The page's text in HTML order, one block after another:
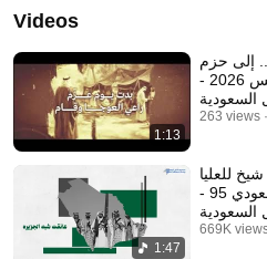
Videos
1:13
إلى حزم
سلمان | يوم التأسيس 2026 -
السعودية
263 views
1:47
للعليا
طلبها | اليوم الوطني السعودي 95 -
السعودية
669K